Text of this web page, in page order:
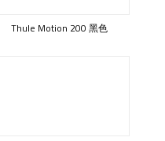
Thule Motion 200 黑色